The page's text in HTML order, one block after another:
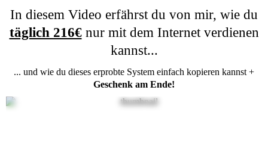
In diesem Video erfährst du von mir, wie du
täglich 216€ nur mit dem Internet verdienen
kannst...
... und wie du dieses erprobte System einfach kopieren kannst +
Geschenk am Ende!